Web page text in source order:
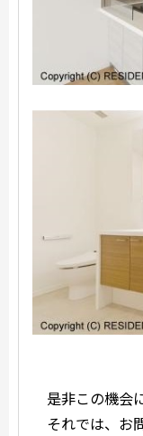
是非この機会
それでは、お